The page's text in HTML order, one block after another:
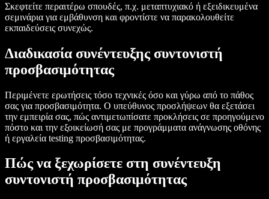
Σκεφτείτε περαιτέρω σπουδές, π.χ. μεταπτυχιακό ή εξειδικευμένα
σεμινάρια για εμβάθυνση και φροντίστε να παρακολουθείτε
εκπαιδεύσεις συνεχώς.
Διαδικασία συνέντευξης συντονιστή
προσβασιμότητας
Περιμένετε ερωτήσεις τόσο τεχνικές όσο και γύρω από το πάθος
σας για προσβασιμότητα. Ο υπεύθυνος προσλήψεων θα εξετάσει
την εμπειρία σας, πώς αντιμετωπίσατε προκλήσεις σε προηγούμενο
πόστο και την εξοικείωσή σας με προγράμματα ανάγνωσης οθόνης
ή εργαλεία testing προσβασιμότητας.
Πώς να ξεχωρίσετε στη συνέντευξη
συντονιστή προσβασιμότητας